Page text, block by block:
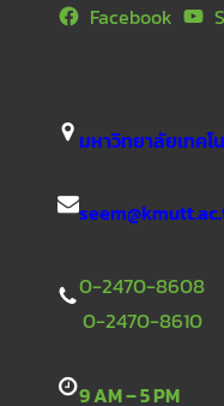
Facebook
มหาวิทยาลัยเทคโ
0-2470-8608
0-2470-8610
9 AM – 5 PM